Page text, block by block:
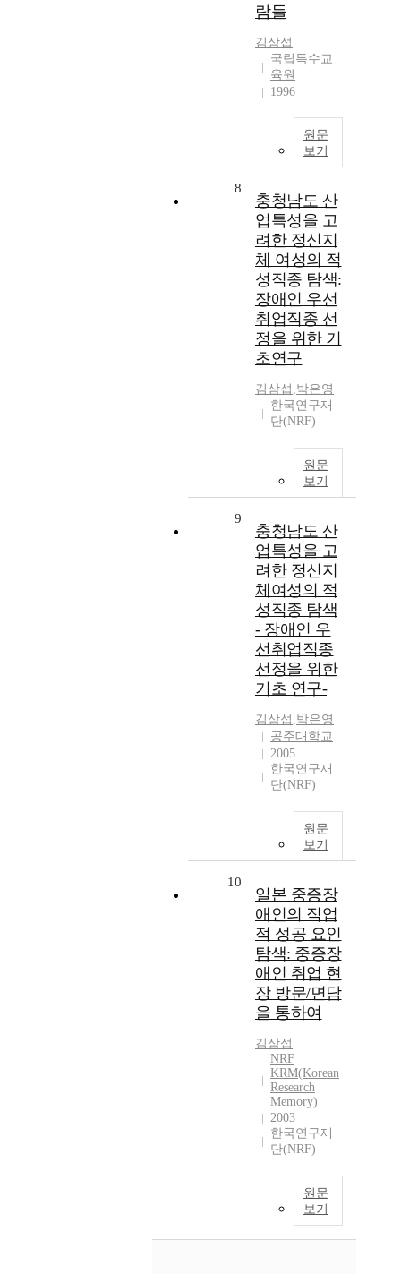
람들
김삼섭
국립특수교
육원
1996
원문
보기
8
충청남도 산
업특성을 고
려한 정신지
체 여성의 적
성직종 탐색:
장애인 우선
취업직종 선
정을 위한 기
초연구
김삼섭 ,박은영
한국연구재
단(NRF)
원문
보기
9
충청남도 산
업특성을 고
려한 정신지
체여성의 적
성직종 탐색
- 장애인 우
선취업직종
선정을 위한
기초 연구-
김삼섭 ,박은영
공주대학교
2005
한국연구재
단(NRF)
원문
보기
10
일본 중증장
애인의 직업
적 성공 요인
탐색: 중증장
애인 취업 현
장 방문/면담
을 통하여
김삼섭
NRF
KRM(Korean
Research
Memory)
2003
한국연구재
단(NRF)
원문
보기